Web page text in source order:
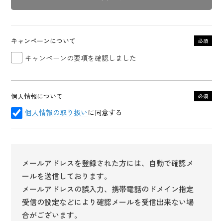
土地があって新築
土地から探して新築
建売
リフォーム
建てたばかり
単世帯住宅
二世帯住宅
その他
キャンペーンについて 必須
キャンペーンの要項を確認しました
個人情報について 必須
個人情報の取り扱いに同意する
メールアドレスを登録された方には、自動で確認メ
ールを送信しております。
メールアドレスの誤入力、携帯電話のドメイン指定
受信の設定などにより確認メールを受信出来ない場
合がございます。